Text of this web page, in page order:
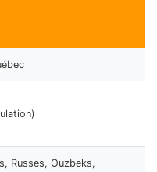
Russes, Ouzbeks,